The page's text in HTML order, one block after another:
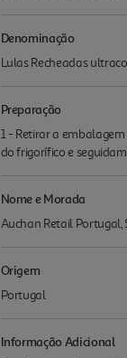
Denominação
Lulas Recheadas
Preparação
1 - Retirar a
do frigorífico e
Nome e Morada
Auchan Retail Portugal,
Origem
Portugal
Informação Adicional